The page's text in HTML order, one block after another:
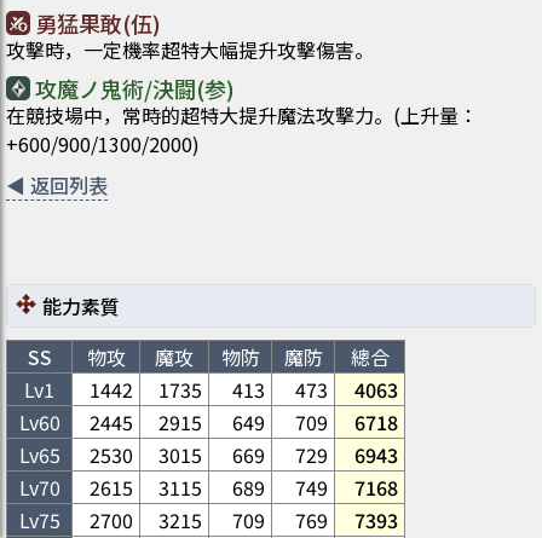
勇猛果敢(伍)
攻擊時，一定機率超特大幅提升攻擊傷害。
攻魔ノ鬼術/決闘(参)
在競技場中，常時的超特大提升魔法攻擊力。(上升量：
+600/900/1300/2000)
◀ 返回列表
能力素質
SS
物攻 魔攻 物防 魔防
總合
Lv1
1442 1735 413 473
4063
Lv60 2445 2915 649 709
6718
Lv65 2530 3015 669 729
6943
Lv70 2615 3115 689 749
7168
Lv75 2700 3215 709 769 7393